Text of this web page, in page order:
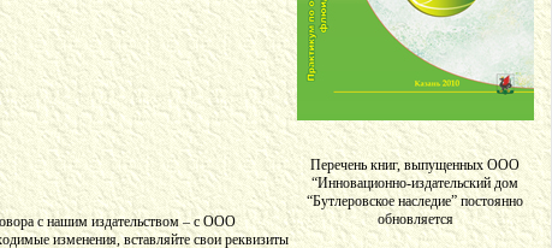
с нашим издательством – с ООО
изменения, вставляйте свои реквизиты
Перечень книг, выпущенных ООО
“Инновационно-издательский дом
“Бутлеровское наследие” постоянно
обновляется